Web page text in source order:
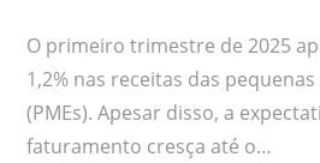
O primeiro trimestre de 2025
1,2% nas receitas das
(PMEs). Apesar disso, a
faturamento cresça até o…